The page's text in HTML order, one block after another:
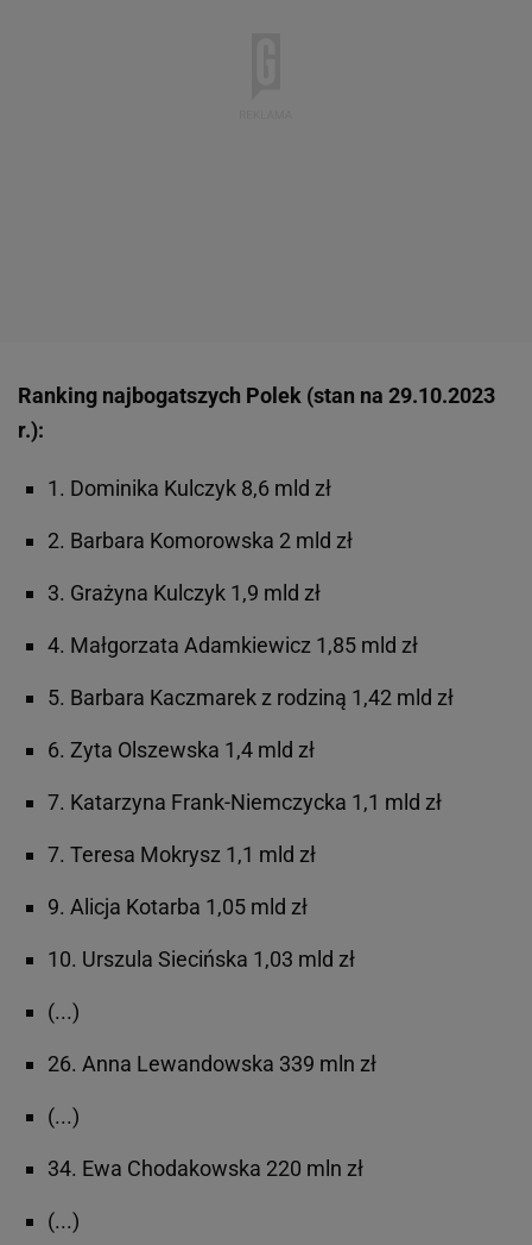
Ranking najbogatszych Polek (stan na 29.10.2023
r.):
1. Dominika Kulczyk 8,6 mld zł
2. Barbara Komorowska 2 mld zł
3. Grażyna Kulczyk 1,9 mld zł
4. Małgorzata Adamkiewicz 1,85 mld zł
5. Barbara Kaczmarek z rodziną 1,42 mld zł
6. Zyta Olszewska 1,4 mld zł
7. Katarzyna Frank-Niemczycka 1,1 mld zł
7. Teresa Mokrysz 1,1 mld zł
9. Alicja Kotarba 1,05 mld zł
10. Urszula Siecińska 1,03 mld zł
(...)
26. Anna Lewandowska 339 mln zł
(...)
34. Ewa Chodakowska 220 mln zł
(...)